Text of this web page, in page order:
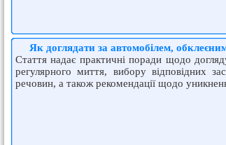
Як доглядати за автомобілем,
Стаття надає практичні поради щодо
регулярного миття, вибору відповідних
речовин, а також рекомендації щодо